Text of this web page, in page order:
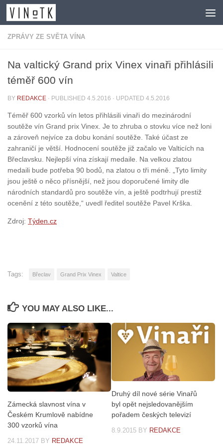
Skip to content
ZPRÁVY ZE SVĚTA VÍNA
Na valtický Grand prix Vinex vinaři přihlásili
téměř 600 vín
BY REDAKCE · PUBLISHED 4.5.2016 · UPDATED 4.5.2016
Téměř 600 vzorků vín letos přihlásili vinaři do mezinárodní
soutěže vín Grand prix Vinex. Je to zhruba o stovku více než loni
a zároveň nejvíce za dobu konání soutěže. Také účast ze
zahraničí je větší. Hodnocení soutěže již začalo ve Valticích na
Břeclavsku. Nejlepší vína získají medaile. Na velkou zlatou
medaili bude potřeba 90 bodů, na zlatou o tři méně. „Tyto limity
jsou ještě o něco přísnější, než jsou doporučené limity dle
národních standardů pro soutěže vín, a ještě podtrhují prestiž
ocenění z této soutěže,“ uvedl ředitel soutěže Pavel Krška.
Zdroj: Týden.cz
Tags: Břeclav Grand Prix Vinex Valtice
YOU MAY ALSO LIKE...
Zámecká slavnost vína v
Českém Krumlově nabídne
300 vzorků vína
24.11.2017 BY REDAKCE
Druhý díl nové série Vinařů
byl opět nejsledovanějším
pořadem českých televizí
8.9.2015 BY REDAKCE